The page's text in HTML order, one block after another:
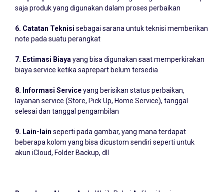
note pada suatu perangkat
biaya service ketika saprepart belum tersedia
layanan service (Store, Pick Up, Home Service), tanggal
selesai dan tanggal pengambilan
beberapa kolom yang bisa dicustom sendiri seperti untuk
akun iCloud, Folder Backup, dll